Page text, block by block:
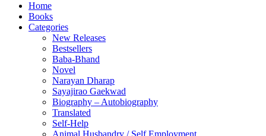
Home
Books
Categories
New Releases
Bestsellers
Baba-Bhand
Novel
Narayan Dharap
Sayajirao Gaekwad
Biography – Autobiography
Translated
Self-Help
Animal Husbandry / Self Employment